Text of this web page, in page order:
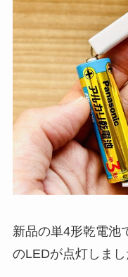
新品の単4形乾電池
のLEDが点灯しまし